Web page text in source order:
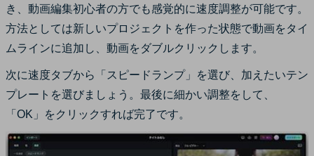
き、動画編集初心者の方でも感覚的に速度調整が可能です。
方法としては新しいプロジェクトを作った状態で動画をタイ
ムラインに追加し、動画をダブルクリックします。
次に速度タブから「スピードランプ」を選び、加えたいテン
プレートを選びましょう。最後に細かい調整をして、
「OK」をクリックすれば完了です。